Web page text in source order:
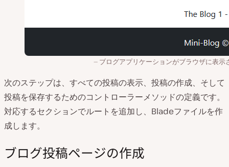
ブログアプリケーションがブラウザに表示
次のステップは、すべての投稿の表示、投稿の作成、そして
投稿を保存するためのコントローラーメソッドの定義です。
対応するセクションでルートを追加し、Bladeファイルを作
成します。
ブログ投稿ページの作成